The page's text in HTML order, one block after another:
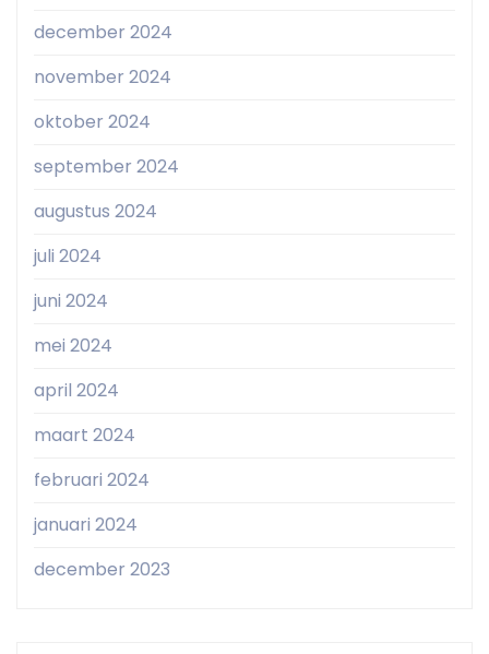
december 2024
november 2024
oktober 2024
september 2024
augustus 2024
juli 2024
juni 2024
mei 2024
april 2024
maart 2024
februari 2024
januari 2024
december 2023